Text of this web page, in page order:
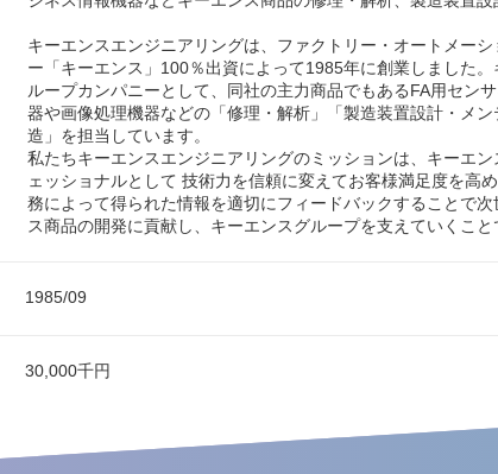
キーエンスエンジニアリングは、ファクトリー・オートメーシ
ー「キーエンス」100％出資によって1985年に創業しました
ループカンパニーとして、同社の主力商品でもあるFA用セン
器や画像処理機器などの「修理・解析」「製造装置設計・メン
造」を担当しています。
私たちキーエンスエンジニアリングのミッションは、キーエン
ェッショナルとして 技術力を信頼に変えてお客様満足度を高
務によって得られた情報を適切にフィードバックすることで次
ス商品の開発に貢献し、キーエンスグループを支えていくこと
1985/09
30,000千円